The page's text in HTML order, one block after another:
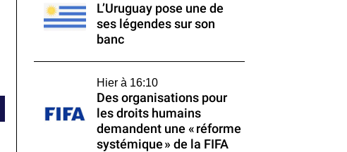
L’Uruguay pose une de
ses légendes sur son
banc
Hier à 16:10
Des organisations pour
les droits humains
demandent une « réforme
systémique » de la FIFA